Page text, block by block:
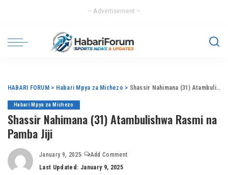
– Advertisement –
HABARI FORUM > Habari Mpya za Michezo > Shassir Nahimana (31) Atambulishwa Rasmi na Pamba Jiji
Habari Mpya za Michezo
Shassir Nahimana (31) Atambulishwa Rasmi na
Pamba Jiji
January 9, 2025
Add Comment
Last Updated: January 9, 2025